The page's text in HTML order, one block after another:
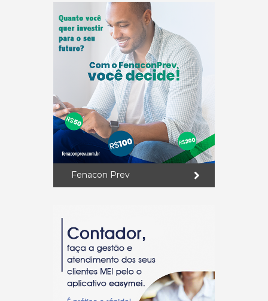
Fenacon Prev